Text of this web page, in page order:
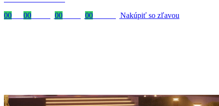
00
00 00 00 Nakúpiť so zľavou